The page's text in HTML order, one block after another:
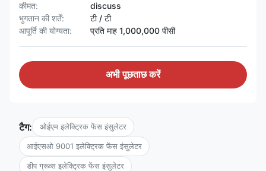
कीमत:
discuss
भुगतान की शर्तें:
टी / टी
आपूर्ति की योग्यता:
प्रति माह 1,000,000 पीसी
अभी पूछताछ करें
टैग: ओईएम इलेक्ट्रिक फेंस इंसुलेटर
आईएसओ 9001 इलेक्ट्रिक फेंस इंसुलेटर
डीप ग्रूव्स इलेक्ट्रिक फेंस इंसुलेटर